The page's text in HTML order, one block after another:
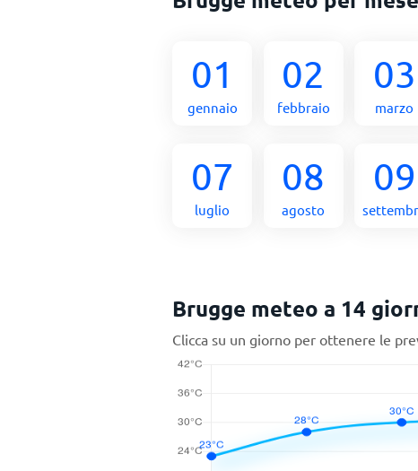
01
gennaio
02
febbraio
03
marzo
07
luglio
08
agosto
09
Brugge meteo a 14
Clicca su un giorno per ottenere le